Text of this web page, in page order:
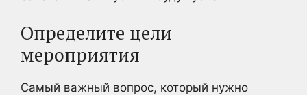
Определите цели
мероприятия
Самый важный вопрос, который нужно